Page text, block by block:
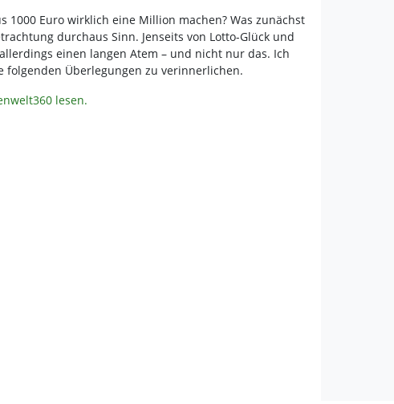
1000 Euro wirklich eine Million machen? Was zunächst
durchaus Sinn. Jenseits von Lotto-Glück und
einen langen Atem – und nicht nur das. Ich
folgenden Überlegungen zu verinnerlichen.
lesen.